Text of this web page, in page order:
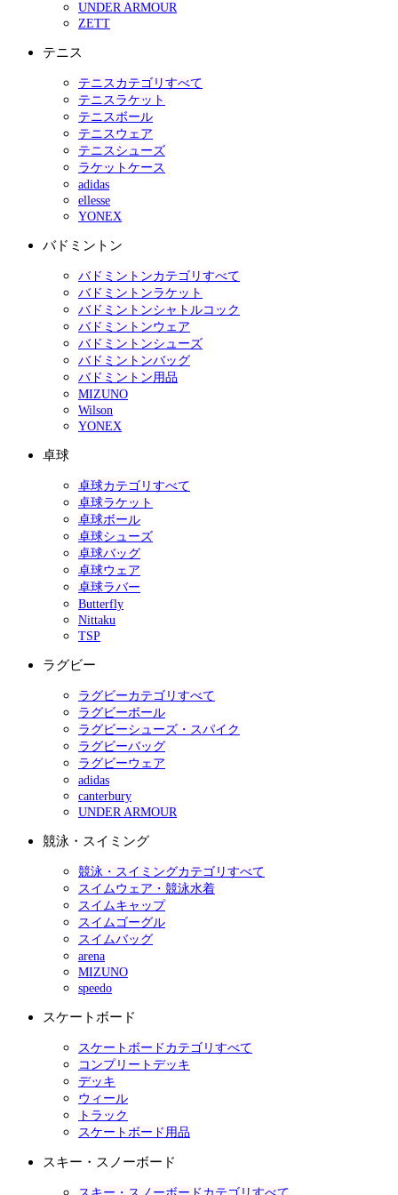
UNDER ARMOUR
ZETT
テニス
テニスカテゴリすべて
テニスラケット
テニスボール
テニスウェア
テニスシューズ
ラケットケース
adidas
ellesse
YONEX
バドミントン
バドミントンカテゴリすべて
バドミントンラケット
バドミントンシャトルコック
バドミントンウェア
バドミントンシューズ
バドミントンバッグ
バドミントン用品
MIZUNO
Wilson
YONEX
卓球
卓球カテゴリすべて
卓球ラケット
卓球ボール
卓球シューズ
卓球バッグ
卓球ウェア
卓球ラバー
Butterfly
Nittaku
TSP
ラグビー
ラグビーカテゴリすべて
ラグビーボール
ラグビーシューズ・スパイク
ラグビーバッグ
ラグビーウェア
adidas
canterbury
UNDER ARMOUR
競泳・スイミング
競泳・スイミングカテゴリすべて
スイムウェア・競泳水着
スイムキャップ
スイムゴーグル
スイムバッグ
arena
MIZUNO
speedo
スケートボード
スケートボードカテゴリすべて
コンプリートデッキ
デッキ
ウィール
トラック
スケートボード用品
スキー・スノーボード